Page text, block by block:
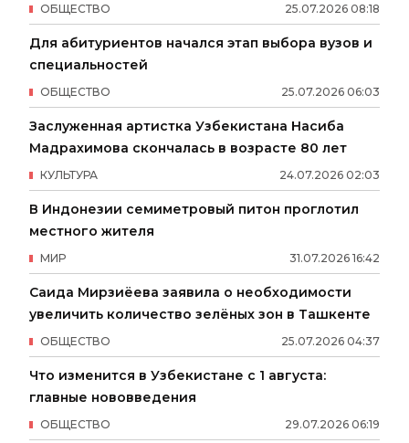
25.07.2026 08:18
ОБЩЕСТВО
Для абитуриентов начался этап выбора вузов и
специальностей
25.07.2026 06:03
ОБЩЕСТВО
Заслуженная артистка Узбекистана Насиба
Мадрахимова скончалась в возрасте 80 лет
24.07.2026 02:03
КУЛЬТУРА
В Индонезии семиметровый питон проглотил
местного жителя
31.07.2026 16:42
МИР
Саида Мирзиёева заявила о необходимости
увеличить количество зелёных зон в Ташкенте
25.07.2026 04:37
ОБЩЕСТВО
Что изменится в Узбекистане с 1 августа:
главные нововведения
29.07.2026 06:19
ОБЩЕСТВО